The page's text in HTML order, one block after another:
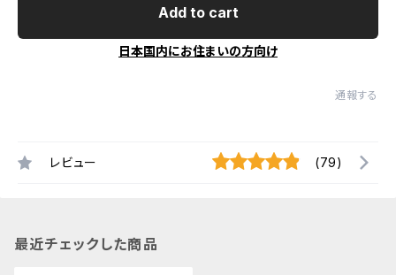
Add to cart
日本国内にお住まいの方向け
通報する
レビュー (79)
最近チェックした商品